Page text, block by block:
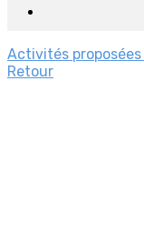
Activités proposées
Retour